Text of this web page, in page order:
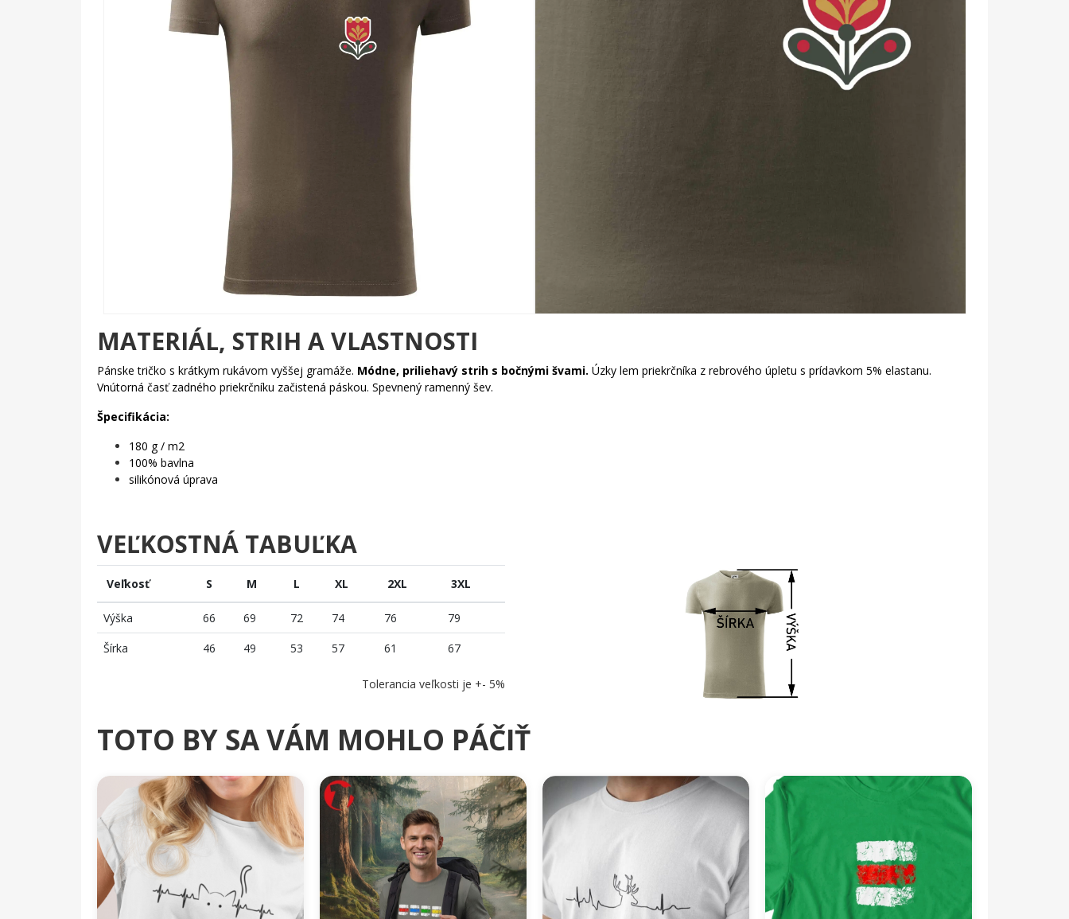
Tradícia, ktorá nikdy nevychádza z módy. Vyber si tento motív a nos kus ľudovej duše vždy pri sebe. 🖤
MATERIÁL, STRIH A VLASTNOSTI
Pánske tričko s krátkym rukávom vyššej gramáže. Módne, priliehavý strih s bočnými švami. Úzky lem priekrčníka z rebrového úpletu s prídavkom 5% elastanu.
Vnútorná časť zadného priekrčníku začistená páskou. Spevnený ramenný šev.
Špecifikácia:
180 g / m2
100% bavlna
silikónová úprava
VEĽKOSTNÁ TABUĽKA
Veľkosť S M L XL 2XL 3XL
Výška 66 69 72 74 76
79
Šírka
46 49 53 57 61 67
Tolerancia veľkosti je +- 5%
TOTO BY SA VÁM MOHLO PÁČIŤ